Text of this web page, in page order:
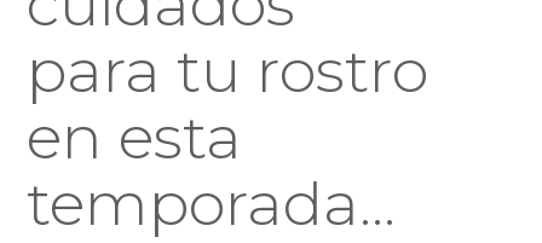
para tu rostro
en esta
temporada...